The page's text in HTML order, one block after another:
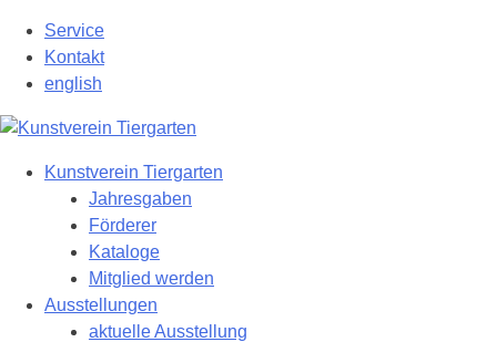
Hauptinhalt
springen
Service
Kontakt
english
Kunstverein Tiergarten
Jahresgaben
Förderer
Kataloge
Mitglied werden
Ausstellungen
aktuelle Ausstellung